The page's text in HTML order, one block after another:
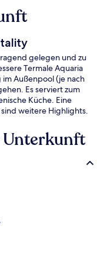
gelegen und zu
Termale Aquaria
Außenpool (je nach
Es serviert zum
Küche. Eine
weitere Highlights.
Unterkunft